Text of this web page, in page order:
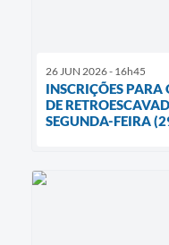
26 JUN 2026 - 16h45
INSCRIÇÕES
DE
SEGUNDA-FEIRA